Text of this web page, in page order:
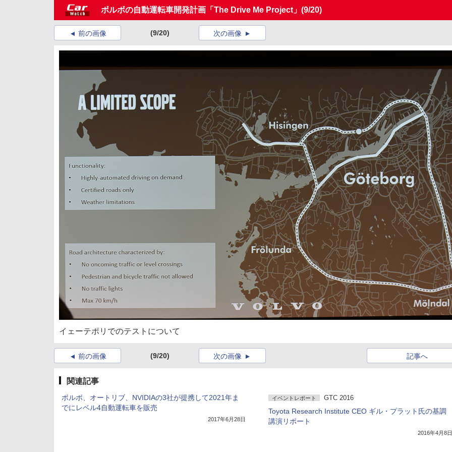
ボルボの自動運転車開発計画「The Drive Me Project」 (9/20)
前の画像 (9/20) 次の画像
イェーテポリでのテストについて
前の画像 (9/20) 記事へ
次の画像
関連記事
ボルボ、オートリブ、NVIDIAの3社が提携して2021年ま
でにレベル4自動運転車を販売
2017年6月28日
イベントレポート GTC 2016
Toyota Research Institute CEO ギル・プラット氏の基調
講演リポート
2016年4月8日